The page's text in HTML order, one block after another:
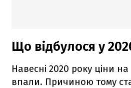
Що відбулося у
Навесні 2020 року ціни
впали. Причиною тому